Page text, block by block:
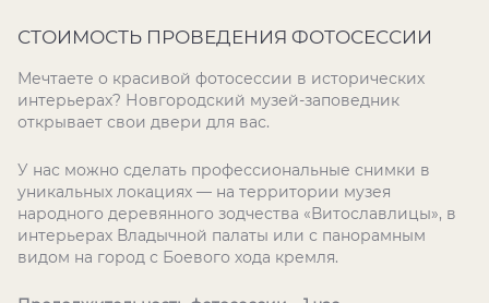
СТОИМОСТЬ ПРОВЕДЕНИЯ ФОТОСЕССИИ
Мечтаете о красивой фотосессии в исторических
интерьерах? Новгородский музей-заповедник
открывает свои двери для вас.
У нас можно сделать профессиональные снимки в
уникальных локациях — на территории музея
народного деревянного зодчества «Витославлицы», в
интерьерах Владычной палаты или с панорамным
видом на город с Боевого хода кремля.